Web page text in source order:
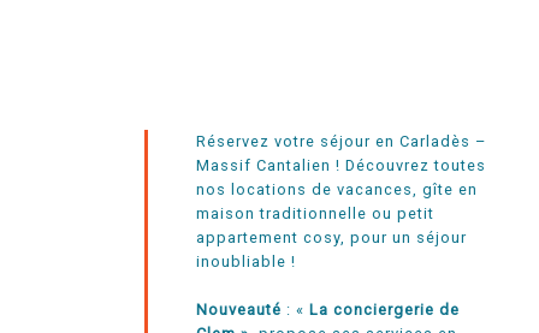
Réservez votre séjour en Carladès –
Massif Cantalien ! Découvrez toutes
nos locations de vacances, gîte en
maison traditionnelle ou petit
appartement cosy, pour un séjour
inoubliable !
Nouveauté : « La conciergerie de